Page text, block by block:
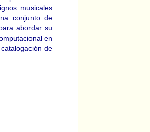
musicales
conjunto de
abordar su
en
de